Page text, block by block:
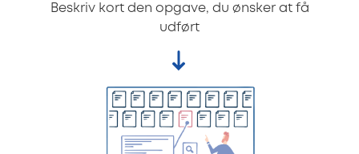
Beskriv kort den opgave, du ønsker at få
udført